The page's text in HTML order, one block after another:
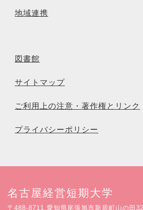
地域連携
図書館
サイトマップ
ご利用上の注意・著作権とリンク
プライバシーポリシー
名古屋経営短期大学
〒488-8711 愛知県尾張旭市新居町山の田